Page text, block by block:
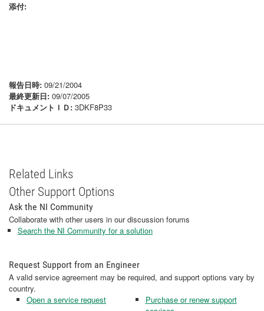
添付:
報告日時: 09/21/2004
最終更新日: 09/07/2005
ドキュメントＩＤ: 3DKF8P33
Related Links
Other Support Options
Ask the NI Community
Collaborate with other users in our discussion forums
Search the NI Community for a solution
Request Support from an Engineer
A valid service agreement may be required, and support options vary by
country.
Open a service request
Purchase or renew support